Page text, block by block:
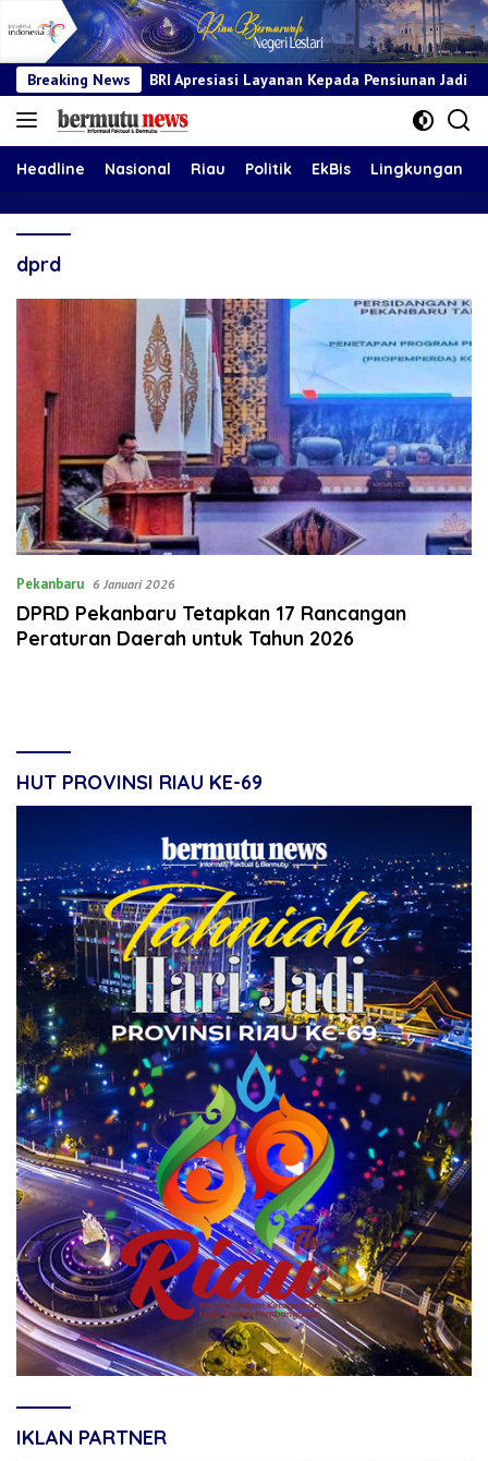
Breaking News
BRI Apresiasi Layanan Kepada Pensiunan Jadi Bukti
Headline Nasional Riau Politik EkBis Lingkungan
dprd
Pekanbaru 6 Januari 2026
DPRD Pekanbaru Tetapkan 17 Rancangan
Peraturan Daerah untuk Tahun 2026
HUT PROVINSI RIAU KE-69
IKLAN PARTNER